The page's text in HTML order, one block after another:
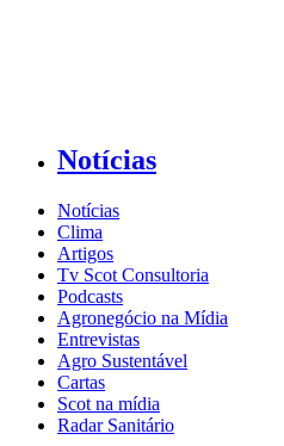
Notícias
Notícias
Clima
Artigos
Tv Scot Consultoria
Podcasts
Agronegócio na Mídia
Entrevistas
Agro Sustentável
Cartas
Scot na mídia
Radar Sanitário